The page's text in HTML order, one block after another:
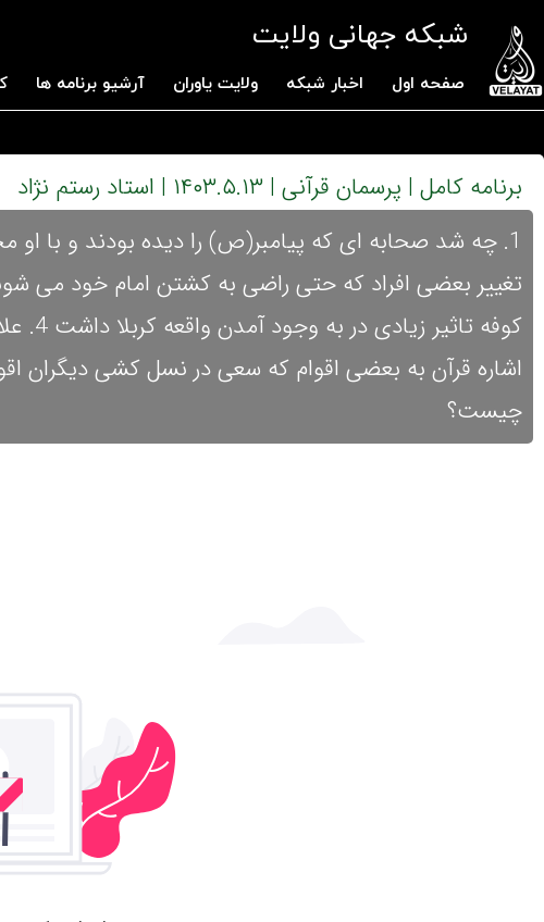
شبکه جهانی ولایت
صفحه اول اخبار شبکه ولایت یاوران آرشیو برنامه ها
برنامه کامل | پرسمان قرآنی | ۱۴۰۳.۵.۱۳ | استاد رستم نژاد
چیست؟